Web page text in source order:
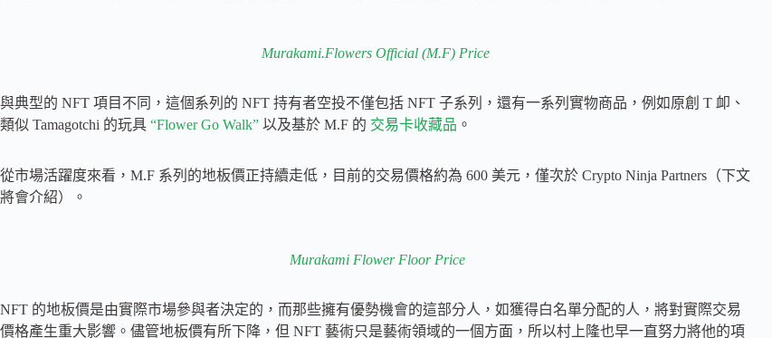
Murakami.Flowers Official (M.F) Price
與典型的 NFT 項目不同，這個系列的 NFT 持有者空投不僅包括 NFT 子系列，還有一系列實物商品，例如原創 T 卹、
類似 Tamagotchi 的玩具 “Flower Go Walk” 以及基於 M.F 的 交易卡收藏品 。
從市場活躍度來看，M.F 系列的地板價正持續走低，目前的交易價格約為 600 美元，僅次於 Crypto Ninja Partners（下文
將會介紹）。
Murakami Flower Floor Price
NFT 的地板價是由實際市場參與者決定的，而那些擁有優勢機會的這部分人，如獲得白名單分配的人，將對實際交易
價格產生重大影響。儘管地板價有所下降，但 NFT 藝術只是藝術領域的一個方面，所以村上隆也早一直努力將他的項